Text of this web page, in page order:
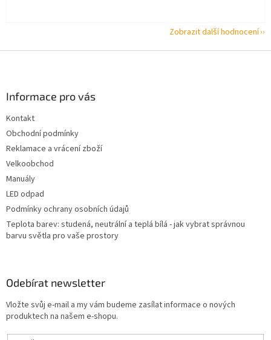
Zobrazit další hodnocení
Informace pro vás
Kontakt
Obchodní podmínky
Reklamace a vrácení zboží
Velkoobchod
Manuály
LED odpad
Podmínky ochrany osobních údajů
Teplota barev: studená, neutrální a teplá bílá - jak vybrat správnou
barvu světla pro vaše prostory
Odebírat newsletter
Vložte svůj e-mail a my vám budeme zasílat informace o nových
produktech na našem e-shopu.